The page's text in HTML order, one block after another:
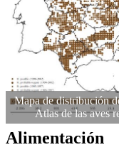
Mapa de distribución
Atlas de las aves
Alimentación